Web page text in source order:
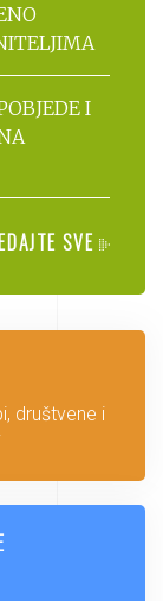
I
SVE
društvene i